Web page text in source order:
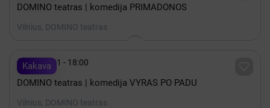
DOMINO teatras | komedija PRIMADONOS
Vilnius, DOMINO teatras
Kakava
 Spalis 31 - 18:00
DOMINO teatras | komedija VYRAS PO PADU
Vilnius, DOMINO teatras